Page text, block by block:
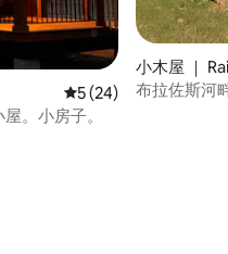
价 平均评分 5 分（满分 5
5 (24)
。小房子。
小木屋 ｜
布拉佐斯河